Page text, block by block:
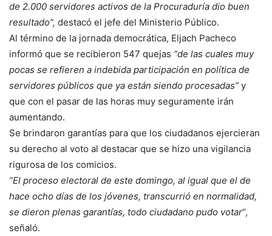
de 2.000 servidores activos de la Procuraduría dio buen
resultado”, destacó el jefe del Ministerio Público.
Al término de la jornada democrática, Eljach Pacheco
informó que se recibieron 547 quejas “de las cuales muy
pocas se refieren a indebida participación en política de
servidores públicos que ya están siendo procesadas” y
que con el pasar de las horas muy seguramente irán
aumentando.
Se brindaron garantías para que los ciudadanos ejercieran
su derecho al voto al destacar que se hizo una vigilancia
rigurosa de los comicios.
“El proceso electoral de este domingo, al igual que el de
hace ocho días de los jóvenes, transcurrió en normalidad,
se dieron plenas garantías, todo ciudadano pudo votar“,
señaló.